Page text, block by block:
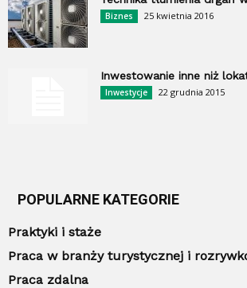
Biznes 25 kwietnia 2016
Inwestowanie inne niż
Inwestycje 22 grudnia 2015
POPULARNE KATEGORIE
Praktyki i staże
Praca w branży turystycznej i
Praca zdalna